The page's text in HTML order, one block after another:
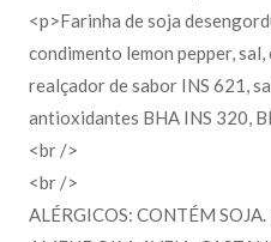
<p>Farinha de soja
condimento lemon pepper,
realçador de sabor INS 621,
antioxidantes BHA INS 320,
<br />
<br />
ALÉRGICOS: CONTÉM